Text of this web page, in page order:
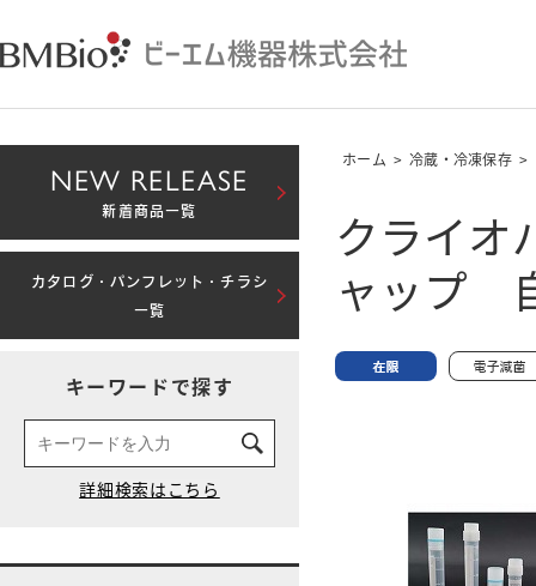
ホーム > 冷蔵・冷凍保存 >
クライ
ャップ
NEW RELEASE
新着商品一覧
カタログ・パンフレット・チラシ
一覧
キーワードで探す